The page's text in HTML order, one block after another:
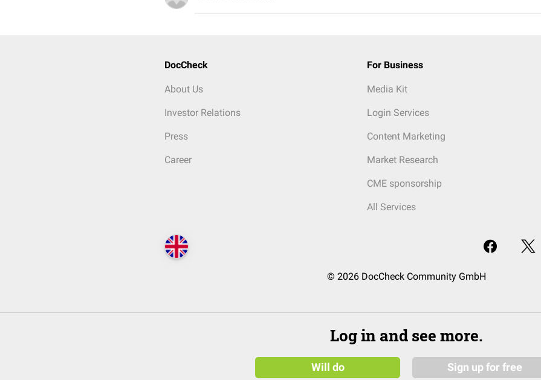
DocCheck
About Us
Investor Relations
Press
Career
For Business
Media Kit
Login Services
Content Marketing
Market Research
CME sponsorship
All Services
© 2026 DocCheck Community GmbH
Log in and see more.
Will do Sign up for free